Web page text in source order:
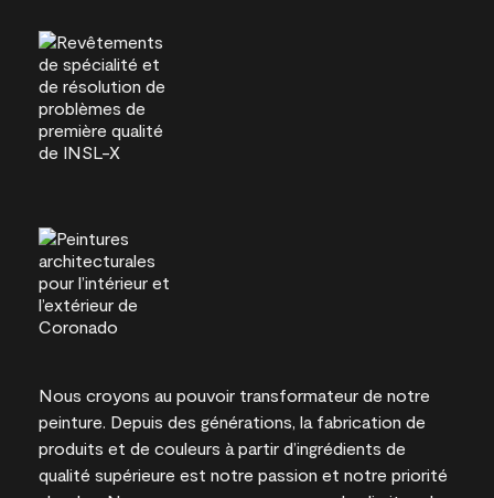
Nous croyons au pouvoir transformateur de notre
peinture. Depuis des générations, la fabrication de
produits et de couleurs à partir d’ingrédients de
qualité supérieure est notre passion et notre priorité